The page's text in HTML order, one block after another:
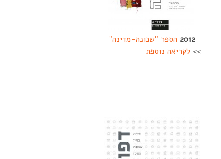
2012 הספר "שכונה-מדינה"
>> לקריאה נוספת